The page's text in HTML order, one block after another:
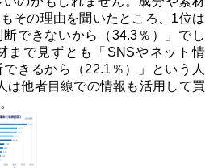
その理由を聞いたところ、1位は
断できないから（34.3％）」でし
まで見ずとも「SNSやネット情
きるから（22.1％）」という人
は他者目線での情報も活用して買